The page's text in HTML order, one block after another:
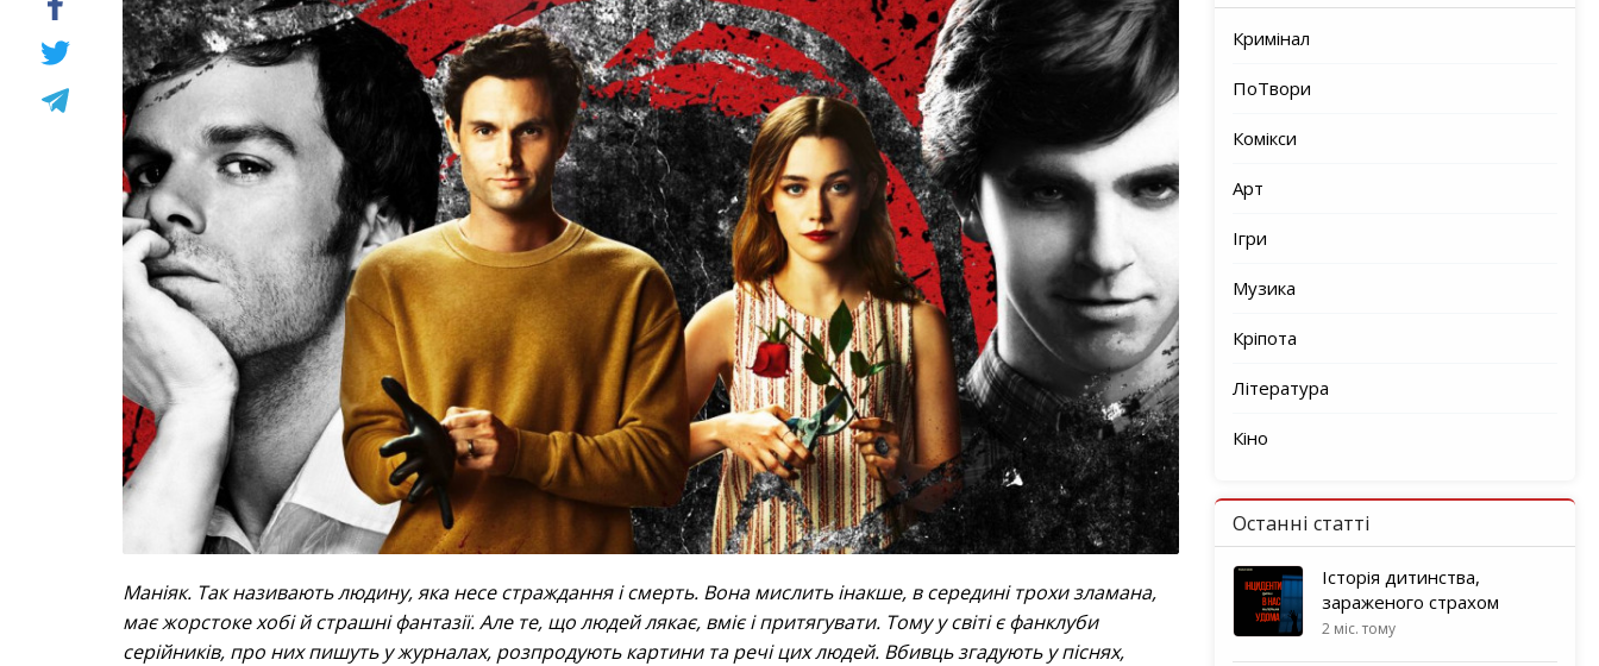
Маніяк. Так називають людину, яка несе страждання і смерть. Вона мислить інакше, в середині трохи зламана,
має жорстоке хобі й страшні фантазії. Але те, що людей лякає, вміє і притягувати. Тому у світі є фанклуби
серійників, про них пишуть у журналах, розпродують картини та речі цих людей. Вбивць згадують у піснях,
Кримінал
ПоТвори
Комікси
Арт
Ігри
Музика
Кріпота
Література
Кіно
Останні статті
Історія дитинства,
зараженого страхом
2 міс. тому